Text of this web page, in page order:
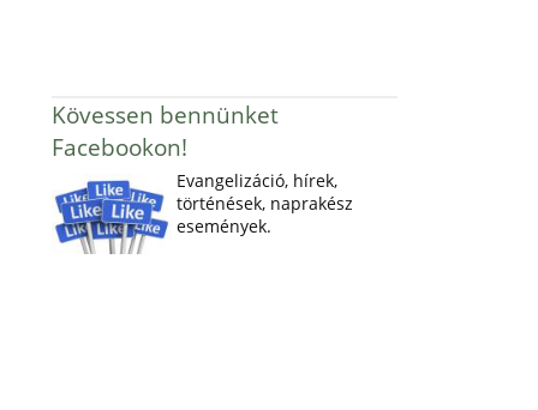
Kövessen bennünket
Facebookon!
Evangelizáció, hírek,
történések, naprakész
események.